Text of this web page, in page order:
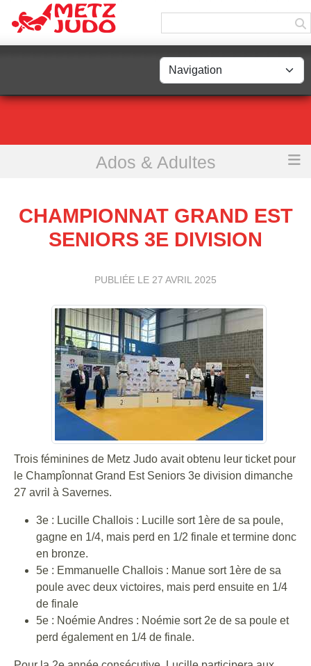
Ados & Adultes
Championnat Grand Est Seniors 3e division
CHAMPIONNAT GRAND EST
SENIORS 3E DIVISION
PUBLIÉE LE 27 AVRIL 2025
Trois féminines de Metz Judo avait obtenu leur ticket pour
le Champîonnat Grand Est Seniors 3e division dimanche
27 avril à Savernes.
3e : Lucille Challois : Lucille sort 1ère de sa poule,
gagne en 1/4, mais perd en 1/2 finale et termine donc
en bronze.
5e : Emmanuelle Challois : Manue sort 1ère de sa
poule avec deux victoires, mais perd ensuite en 1/4
de finale
5e : Noémie Andres : Noémie sort 2e de sa poule et
perd également en 1/4 de finale.
Panneau de gestion des cookies